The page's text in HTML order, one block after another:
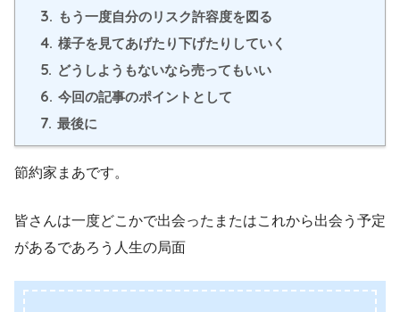
3. もう一度自分のリスク許容度を図る
4. 様子を見てあげたり下げたりしていく
5. どうしようもないなら売ってもいい
6. 今回の記事のポイントとして
7. 最後に
節約家まあです。
皆さんは一度どこかで出会ったまたはこれから出会う予定
があるであろう人生の局面